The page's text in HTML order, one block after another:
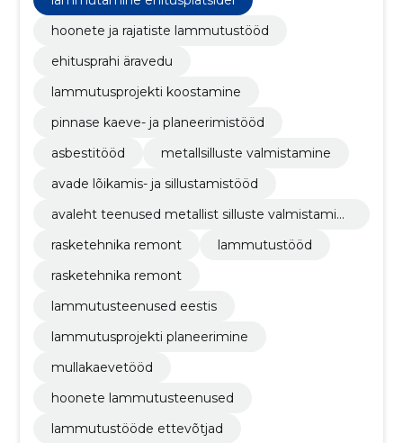
hoonete ja rajatiste lammutustööd
ehitusprahi äravedu
lammutusprojekti koostamine
pinnase kaeve- ja planeerimistööd
asbestitööd
metallsilluste valmistamine
avade lõikamis- ja sillustamistööd
avaleht teenused metallist silluste valmistamin
rasketehnika remont
lammutustööd
rasketehnika remont
lammutusteenused eestis
lammutusprojekti planeerimine
mullakaevetööd
hoonete lammutusteenused
lammutustööde ettevõtjad